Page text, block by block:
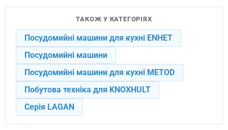
ТАКОЖ У КАТЕГОРІЯХ
Посудомийні машини для кухні ENHET
Посудомийні машини
Посудомийні машини для кухні METOD
Побутова техніка для KNOXHULT
Серія LAGAN